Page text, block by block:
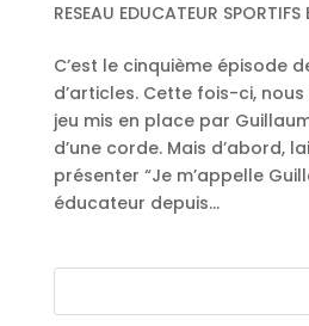
RESEAU EDUCATEUR SPORTIFS
C’est le cinquième épisode
d’articles. Cette fois-ci,
jeu mis en place par
d’une corde. Mais d’abord,
présenter “Je m’appelle
éducateur depuis...